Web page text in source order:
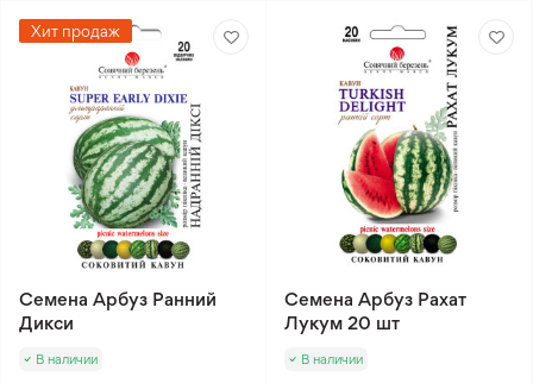
Хит продаж
Семена Арбуз Ранний
Дикси
В наличии
Семена Арбуз Рахат
Лукум 20 шт
В наличии